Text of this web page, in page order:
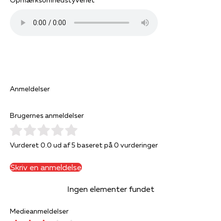
”Bogen kan stærkt anbefales til forældre, som gerne vil forstå
samfundet skal forholde sig til.” – Rasmus Kjeldahl, direktør i
Anmeldelser
Brugernes anmeldelser
Vurderet 0.0 ud af 5 baseret på 0 vurderinger
Skriv en anmeldelse
Ingen elementer fundet
Medieanmeldelser